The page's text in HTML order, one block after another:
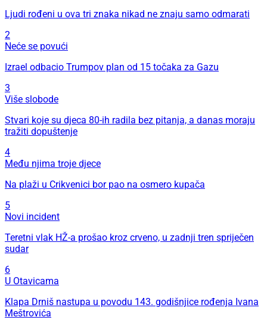
Ljudi rođeni u ova tri znaka nikad ne znaju samo odmarati
2
Neće se povući
Izrael odbacio Trumpov plan od 15 točaka za Gazu
3
Više slobode
Stvari koje su djeca 80-ih radila bez pitanja, a danas moraju
tražiti dopuštenje
4
Među njima troje djece
Na plaži u Crikvenici bor pao na osmero kupača
5
Novi incident
Teretni vlak HŽ-a prošao kroz crveno, u zadnji tren spriječen
sudar
6
U Otavicama
Klapa Drniš nastupa u povodu 143. godišnjice rođenja Ivana
Meštrovića